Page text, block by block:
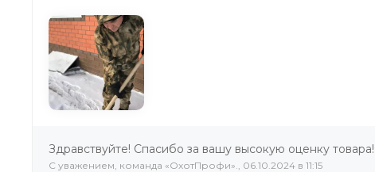
Здравствуйте! Спасибо за вашу высокую оценку
C уважением, команда «ОхотПрофи»., 06.10.2024 в 11:15